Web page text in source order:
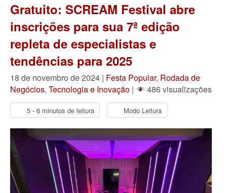
Gratuito: SCREAM Festival abre
inscrições para sua 7ª edição
repleta de especialistas e
tendências para 2025
18 de novembro de 2024 | Festa Popular, Rodada de
Negócios, Tecnologia e Inovação | 486 visualizações
5 - 6 minutos de leitura Modo Leitura